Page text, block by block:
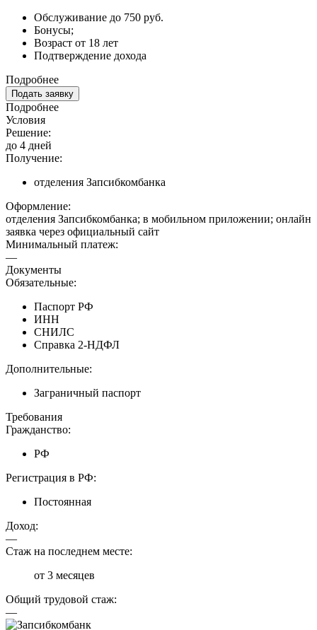
Обслуживание до 750 руб.
Бонусы;
Возраст от 18 лет
Подтверждение дохода
Подробнее
Подать заявку
Подробнее
Условия
Решение:
до 4 дней
Получение:
отделения Запсибкомбанка
Оформление:
отделения Запсибкомбанка; в мобильном приложении; онлайн
заявка через официальный сайт
Минимальный платеж:
—
Документы
Обязательные:
Паспорт РФ
ИНН
СНИЛС
Справка 2-НДФЛ
Дополнительные:
Заграничный паспорт
Требования
Гражданство:
РФ
Регистрация в РФ:
Постоянная
Доход:
—
Стаж на последнем месте:
от 3 месяцев
Общий трудовой стаж:
—